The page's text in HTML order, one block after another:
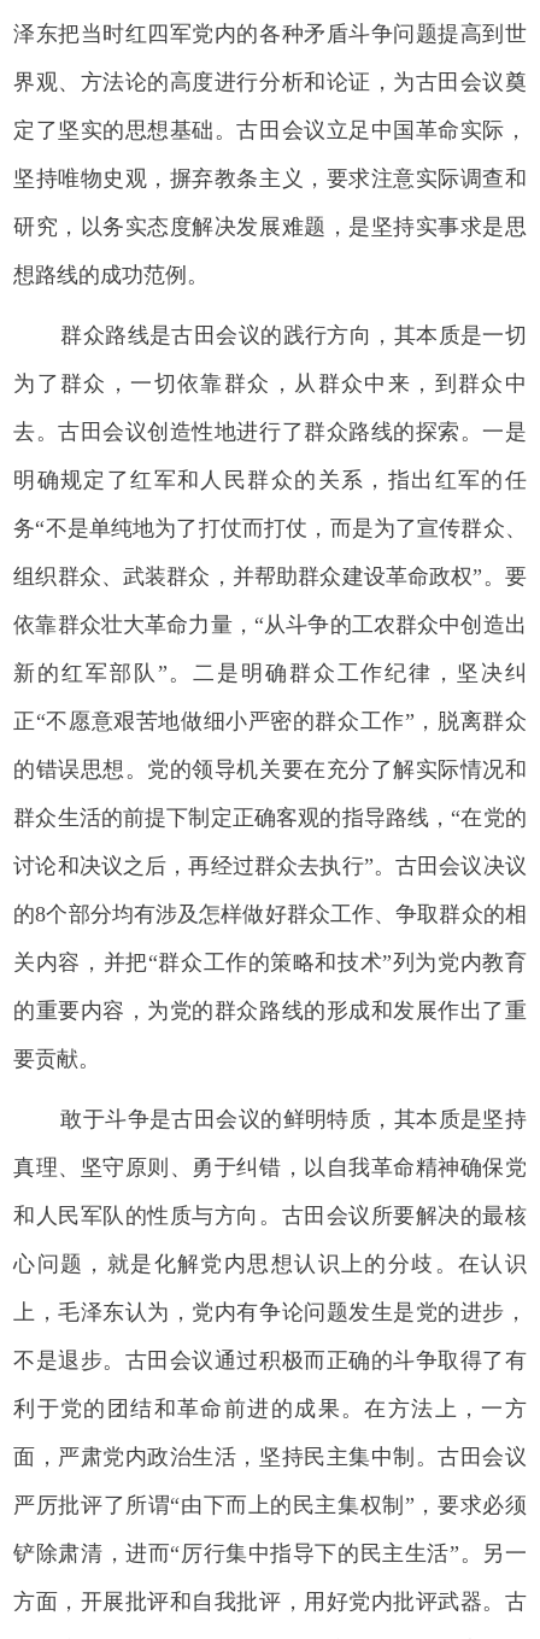
泽东把当时红四军党内的各种矛盾斗争问题提高到世
界观、方法论的高度进行分析和论证，为古田会议奠
定了坚实的思想基础。古田会议立足中国革命实际，
坚持唯物史观，摒弃教条主义，要求注意实际调查和
研究，以务实态度解决发展难题，是坚持实事求是思
想路线的成功范例。
群众路线是古田会议的践行方向，其本质是一切
为了群众，一切依靠群众，从群众中来，到群众中
去。古田会议创造性地进行了群众路线的探索。一是
明确规定了红军和人民群众的关系，指出红军的任
务“不是单纯地为了打仗而打仗，而是为了宣传群众、
组织群众、武装群众，并帮助群众建设革命政权”。要
依靠群众壮大革命力量，“从斗争的工农群众中创造出
新的红军部队”。二是明确群众工作纪律，坚决纠
正“不愿意艰苦地做细小严密的群众工作”，脱离群众
的错误思想。党的领导机关要在充分了解实际情况和
群众生活的前提下制定正确客观的指导路线，“在党的
讨论和决议之后，再经过群众去执行”。古田会议决议
的8个部分均有涉及怎样做好群众工作、争取群众的相
关内容，并把“群众工作的策略和技术”列为党内教育
的重要内容，为党的群众路线的形成和发展作出了重
要贡献。
敢于斗争是古田会议的鲜明特质，其本质是坚持
真理、坚守原则、勇于纠错，以自我革命精神确保党
和人民军队的性质与方向。古田会议所要解决的最核
心问题，就是化解党内思想认识上的分歧。在认识
上，毛泽东认为，党内有争论问题发生是党的进步，
不是退步。古田会议通过积极而正确的斗争取得了有
利于党的团结和革命前进的成果。在方法上，一方
面，严肃党内政治生活，坚持民主集中制。古田会议
严厉批评了所谓“由下而上的民主集权制”，要求必须
铲除肃清，进而“厉行集中指导下的民主生活”。另一
方面，开展批评和自我批评，用好党内批评武器。古